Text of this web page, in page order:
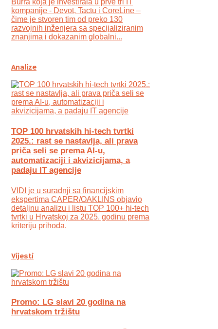
Burra koja je investirala u prve tri IT
kompanije - Devōt, Tactu i CoreLine –
čime je stvoren tim od preko 130
razvojnih inženjera sa specijaliziranim
znanjima i dokazanim globalni...
Analize
TOP 100 hrvatskih hi-tech tvrtki
2025.: rast se nastavlja, ali prava
priča seli se prema AI-u,
automatizaciji i akvizicijama, a
padaju IT agencije
VIDI je u suradnji sa financijskim
ekspertima CAPER/OAKLINS objavio
detaljnu analizu i listu TOP 100+ hi-tech
tvrtki u Hrvatskoj za 2025. godinu prema
kriteriju prihoda.
Vijesti
Promo: LG slavi 20 godina na
hrvatskom tržištu